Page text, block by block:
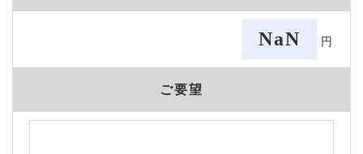
NaN 円
ご要望